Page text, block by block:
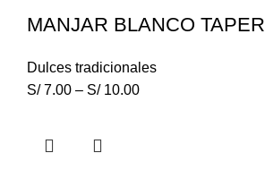
MANJAR BLANCO TAPER
Dulces tradicionales
S/7.00 – S/10.00